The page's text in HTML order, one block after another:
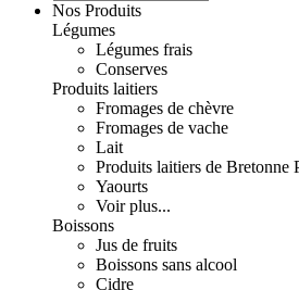
Nos Produits
Légumes
Légumes frais
Conserves
Produits laitiers
Fromages de chèvre
Fromages de vache
Lait
Produits laitiers de Bretonne
Yaourts
Voir plus...
Boissons
Jus de fruits
Boissons sans alcool
Cidre